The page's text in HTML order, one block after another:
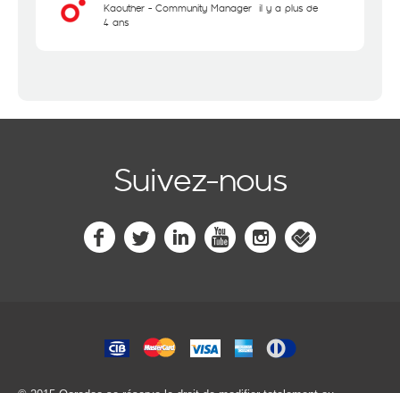
Kaouther - Community Manager il y a plus de
4 ans
Suivez-nous